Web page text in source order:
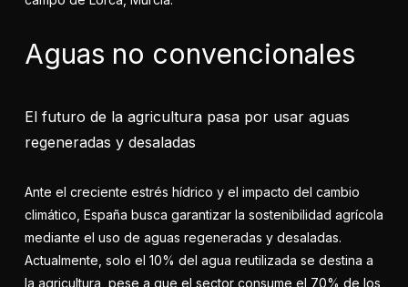
Aguas no convencionales
El futuro de la agricultura pasa por usar aguas
regeneradas y desaladas
Ante el creciente estrés hídrico y el impacto del cambio
climático, España busca garantizar la sostenibilidad agrícola
mediante el uso de aguas regeneradas y desaladas.
Actualmente, solo el 10% del agua reutilizada se destina a
la agricultura, pese a que el sector consume el 70% de los